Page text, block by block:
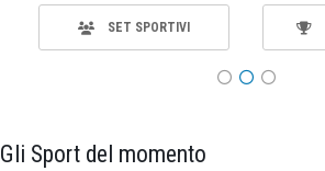
SET SPORTIVI
Gli Sport del momento